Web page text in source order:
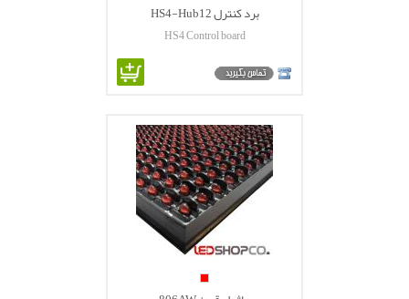
برد کنترل HS4-Hub12
HS4 Control board